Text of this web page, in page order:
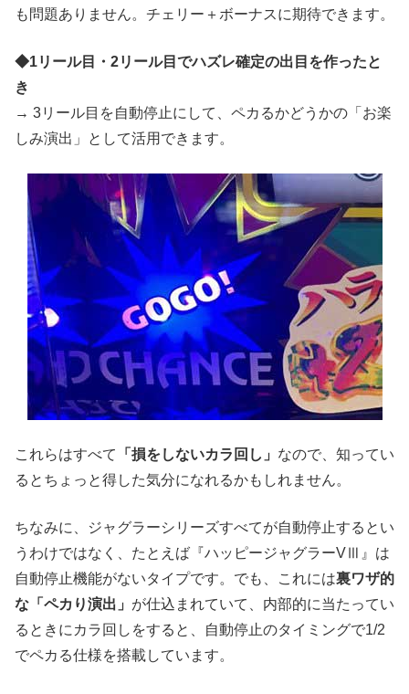
も問題ありません。チェリー＋ボーナスに期待できます。
◆1リール目・2リール目でハズレ確定の出目を作ったと
き
→ 3リール目を自動停止にして、ペカるかどうかの「お楽
しみ演出」として活用できます。
これらはすべて 「損をしないカラ回し」 なので、知ってい
るとちょっと得した気分になれるかもしれません。
ちなみに、ジャグラーシリーズすべてが自動停止するとい
うわけではなく、たとえば『ハッピージャグラーVⅢ』は
自動停止機能がないタイプです。でも、これには裏ワザ的
な「ペカり演出」 が仕込まれていて、内部的に当たってい
るときにカラ回しをすると、自動停止のタイミングで1/2
でペカる仕様を搭載しています。